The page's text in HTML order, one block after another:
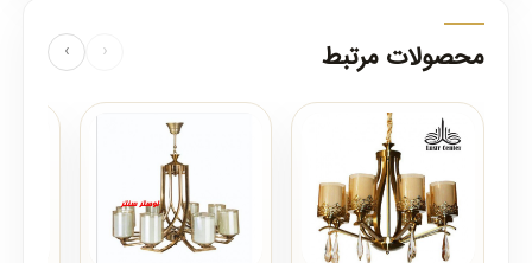
محصولات مرتبط ‹
›